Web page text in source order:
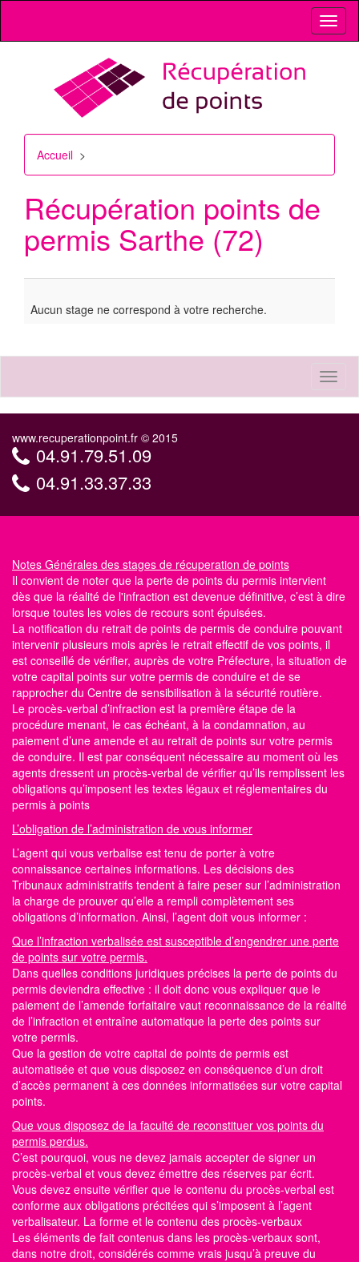
Accueil >
Récupération points de
permis Sarthe (72)
Aucun stage ne correspond à votre recherche.
www.recuperationpoint.fr © 2015
04.91.79.51.09
04.91.33.37.33
Notes Générales des stages de récuperation de points
Il convient de noter que la perte de points du permis intervient
dès que la réalité de l'infraction est devenue définitive, c’est à dire
lorsque toutes les voies de recours sont épuisées.
La notification du retrait de points de permis de conduire pouvant
intervenir plusieurs mois après le retrait effectif de vos points, il
est conseillé de vérifier, auprès de votre Préfecture, la situation de
votre capital points sur votre permis de conduire et de se
rapprocher du Centre de sensibilisation à la sécurité routière.
Le procès-verbal d’infraction est la première étape de la
procédure menant, le cas échéant, à la condamnation, au
paiement d’une amende et au retrait de points sur votre permis
de conduire. Il est par conséquent nécessaire au moment où les
agents dressent un procès-verbal de vérifier qu’ils remplissent les
obligations qu’imposent les textes légaux et réglementaires du
permis à points
L’obligation de l’administration de vous informer
L’agent qui vous verbalise est tenu de porter à votre
connaissance certaines informations. Les décisions des
Tribunaux administratifs tendent à faire peser sur l’administration
la charge de prouver qu’elle a rempli complètement ses
obligations d’information. Ainsi, l’agent doit vous informer :
Que l’infraction verbalisée est susceptible d’engendrer une perte
de points sur votre permis.
Dans quelles conditions juridiques précises la perte de points du
permis deviendra effective : il doit donc vous expliquer que le
paiement de l’amende forfaitaire vaut reconnaissance de la réalité
de l’infraction et entraîne automatique la perte des points sur
votre permis.
Que la gestion de votre capital de points de permis est
automatisée et que vous disposez en conséquence d’un droit
d’accès permanent à ces données informatisées sur votre capital
points.
Que vous disposez de la faculté de reconstituer vos points du
permis perdus.
C’est pourquoi, vous ne devez jamais accepter de signer un
procès-verbal et vous devez émettre des réserves par écrit.
Vous devez ensuite vérifier que le contenu du procès-verbal est
conforme aux obligations précitées qui s’imposent à l’agent
verbalisateur. La forme et le contenu des procès-verbaux
Les éléments de fait contenus dans les procès-verbaux sont,
dans notre droit, considérés comme vrais jusqu’à preuve du